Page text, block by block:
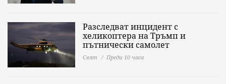
Разследват инцидент с
хеликоптера на Тръмп и
пътнически самолет
Свят Преди 10 часа